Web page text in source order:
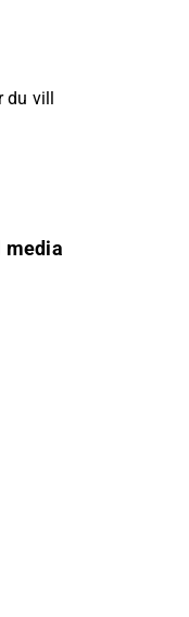
du vill
media